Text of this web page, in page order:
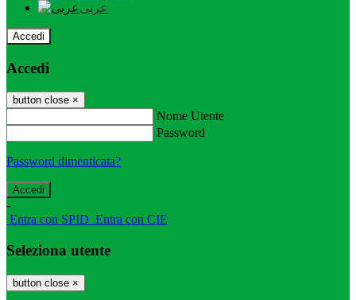
عربى
Accedi
Accedi
button close ×
Nome Utente
Password
Password dimenticata?
-
Entra con SPID Entra con CIE
Seleziona utente
button close ×